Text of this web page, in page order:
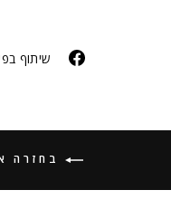
שיתוף
בחזרה